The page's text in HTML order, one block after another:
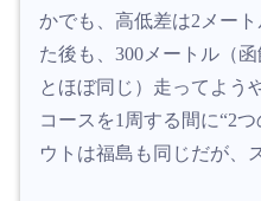
かでも、高低差は2メー
た後も、300メートル（
とほぼ同じ）走ってよう
コースを1周する間に“2
ウトは福島も同じだが、